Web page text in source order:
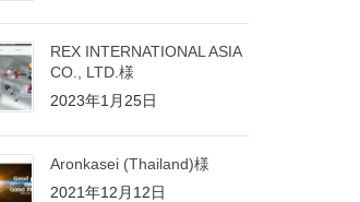
REX INTERNATIONAL ASIA
CO., LTD.様
2023年1月25日
Aronkasei (Thailand)様
2021年12月12日